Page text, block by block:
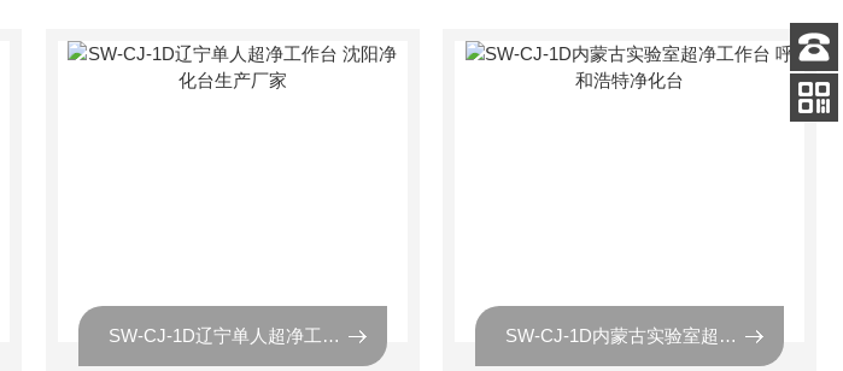
SW-CJ-1D辽宁单人超净工作台 沈阳净化台生产厂家 SW-CJ-1D内蒙古实验室超净工作台 呼和浩特净化台
客服
电话